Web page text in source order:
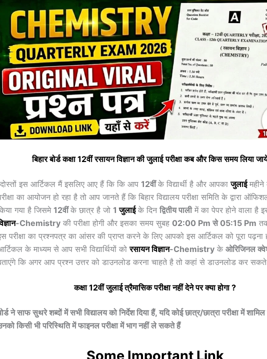
बिहार बोर्ड कक्षा 12वींरसायन विज्ञानकीजुलाई परीक्षा कब और किस समय लिया
दोस्तों इस आर्टिकल मैं इसलिए आए हैं कि कि आप 12वींके विद्यार्थी है और आपकाजुलाईमहीने
का आयोजन हो रहा है तो आप जानते हैं कि बिहार विद्यालय परीक्षा समिति के द्वारा
गया है जिसमे 12वींके छात्र है जो 1 जुलाईके दिन द्वितीय पालीमें का पेपर होने वाला है
-Chemistry की परीक्षा होगी और इसका समय सुबह 02:00 Pm से 05:15 Pm
परीक्षा का प्रश्नपत्र का आंसर की प्राप्त करने के लिए आपको इस आर्टिकल को पूरा पढ़ना
के माध्यम से आप सभी विद्यार्थियों कोरसायन विज्ञान-Chemistry के ओरिजिनल
कि अगर आप प्रश्न उत्तर को डाउनलोड करना चाहते है तो कहां से डाउनलोड कर
कक्षा 12वींजुलाई त्रैमासिकपरीक्षा नहीं देने पर क्या होगा ?
ने साफ सुथरे शब्दों में सभी विद्यालय को निर्देश दिया हैं, यदि कोई छात्र/छात्रा परीक्षा में शामिल
किसी भी परिस्थिति में फाइनल परीक्षा में भाग नहीं ले सकते हैं
Some Important Link